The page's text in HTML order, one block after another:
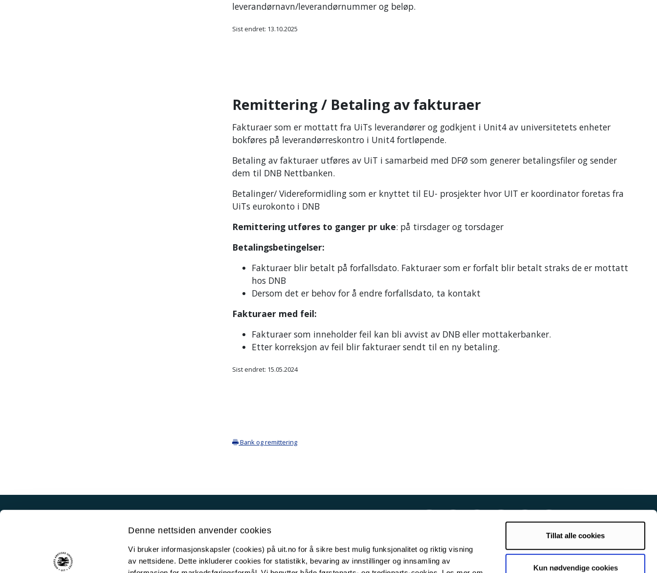
Denne nettsiden anvender cookies
Vi bruker informasjonskapsler (cookies) på uit.no for å sikre best mulig funksjonalitet og riktig visning
av nettsidene. Dette inkluderer cookies for statistikk, bevaring av innstillinger og innsamling av
Tillat alle cookies
Kun nødvendige cookies
leverandørnavn/leverandørnummer og beløp.
Sist endret: 13.10.2025
Remittering / Betaling av fakturaer
Fakturaer som er mottatt fra UiTs leverandører og godkjent i Unit4 av universitetets enheter
bokføres på leverandørreskontro i Unit4 fortløpende.
Betaling av fakturaer utføres av UiT i samarbeid med DFØ som generer betalingsfiler og sender
dem til DNB Nettbanken.
Betalinger/ Videreformidling som er knyttet til EU- prosjekter hvor UIT er koordinator foretas fra
UiTs eurokonto i DNB
Remittering utføres to ganger pr uke: på tirsdager og torsdager
Betalingsbetingelser:
Fakturaer blir betalt på forfallsdato. Fakturaer som er forfalt blir betalt straks de er mottatt
hos DNB
Dersom det er behov for å endre forfallsdato, ta kontakt
Fakturaer med feil:
Fakturaer som inneholder feil kan bli avvist av DNB eller mottakerbanker.
Etter korreksjon av feil blir fakturaer sendt til en ny betaling.
Sist endret: 15.05.2024
Bank og remittering
Driftsmeldinger
For media
For skoler